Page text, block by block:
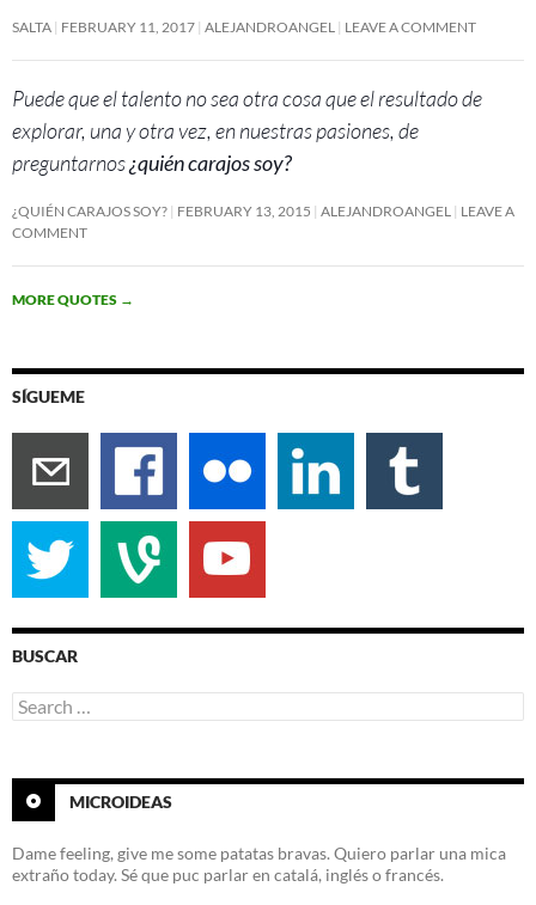
SALTA FEBRUARY 11, 2017 ALEJANDROANGEL LEAVE A COMMENT
Puede que el talento no sea otra cosa que el resultado de
explorar, una y otra vez, en nuestras pasiones, de
preguntarnos¿quién carajos soy?
¿QUIÉN CARAJOS SOY? FEBRUARY 13, 2015 ALEJANDROANGEL
LEAVE A
COMMENT
MORE QUOTES →
SÍGUEME
BUSCAR
Search
for:
MICROIDEAS
Dame feeling, give me some patatas bravas. Quiero parlar una mica
extraño today. Sé que puc parlar en catalá, inglés o francés.